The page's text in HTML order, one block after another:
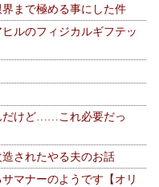
まで極める事にした件
ルのフィジカルギフテッ
だけど……これ必要だっ
造されたやる夫のお話
マナーのようです【オリ